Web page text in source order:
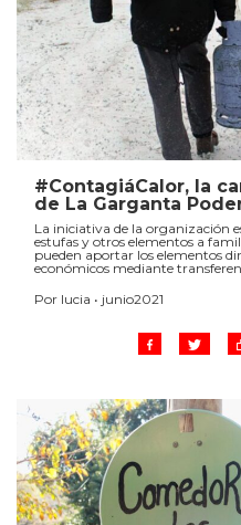
#ContagiáCalor, la
de La Garganta
La iniciativa de la organización
estufas y otros elementos a
pueden aportar los elementos
económicos mediante
Por lucia • junio2021